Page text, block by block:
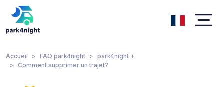
Accueil FAQ park4night
park4night +
Comment supprimer un trajet?